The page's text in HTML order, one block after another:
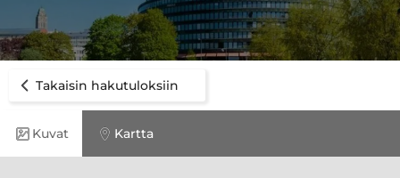
Takaisin hakutuloksiin
Kuvat Kartta